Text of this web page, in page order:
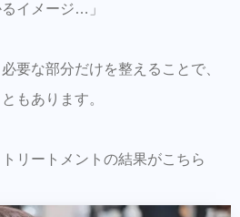
イメージ…」
要な部分だけを整えることで、
もあります。
リートメントの結果がこちら